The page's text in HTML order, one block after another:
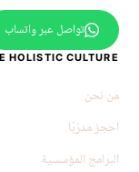
تواصل عبر واتساب
THE HOLISTIC CULTURE
من نحن
احجز مدرّبًا
البرامج المؤسسية